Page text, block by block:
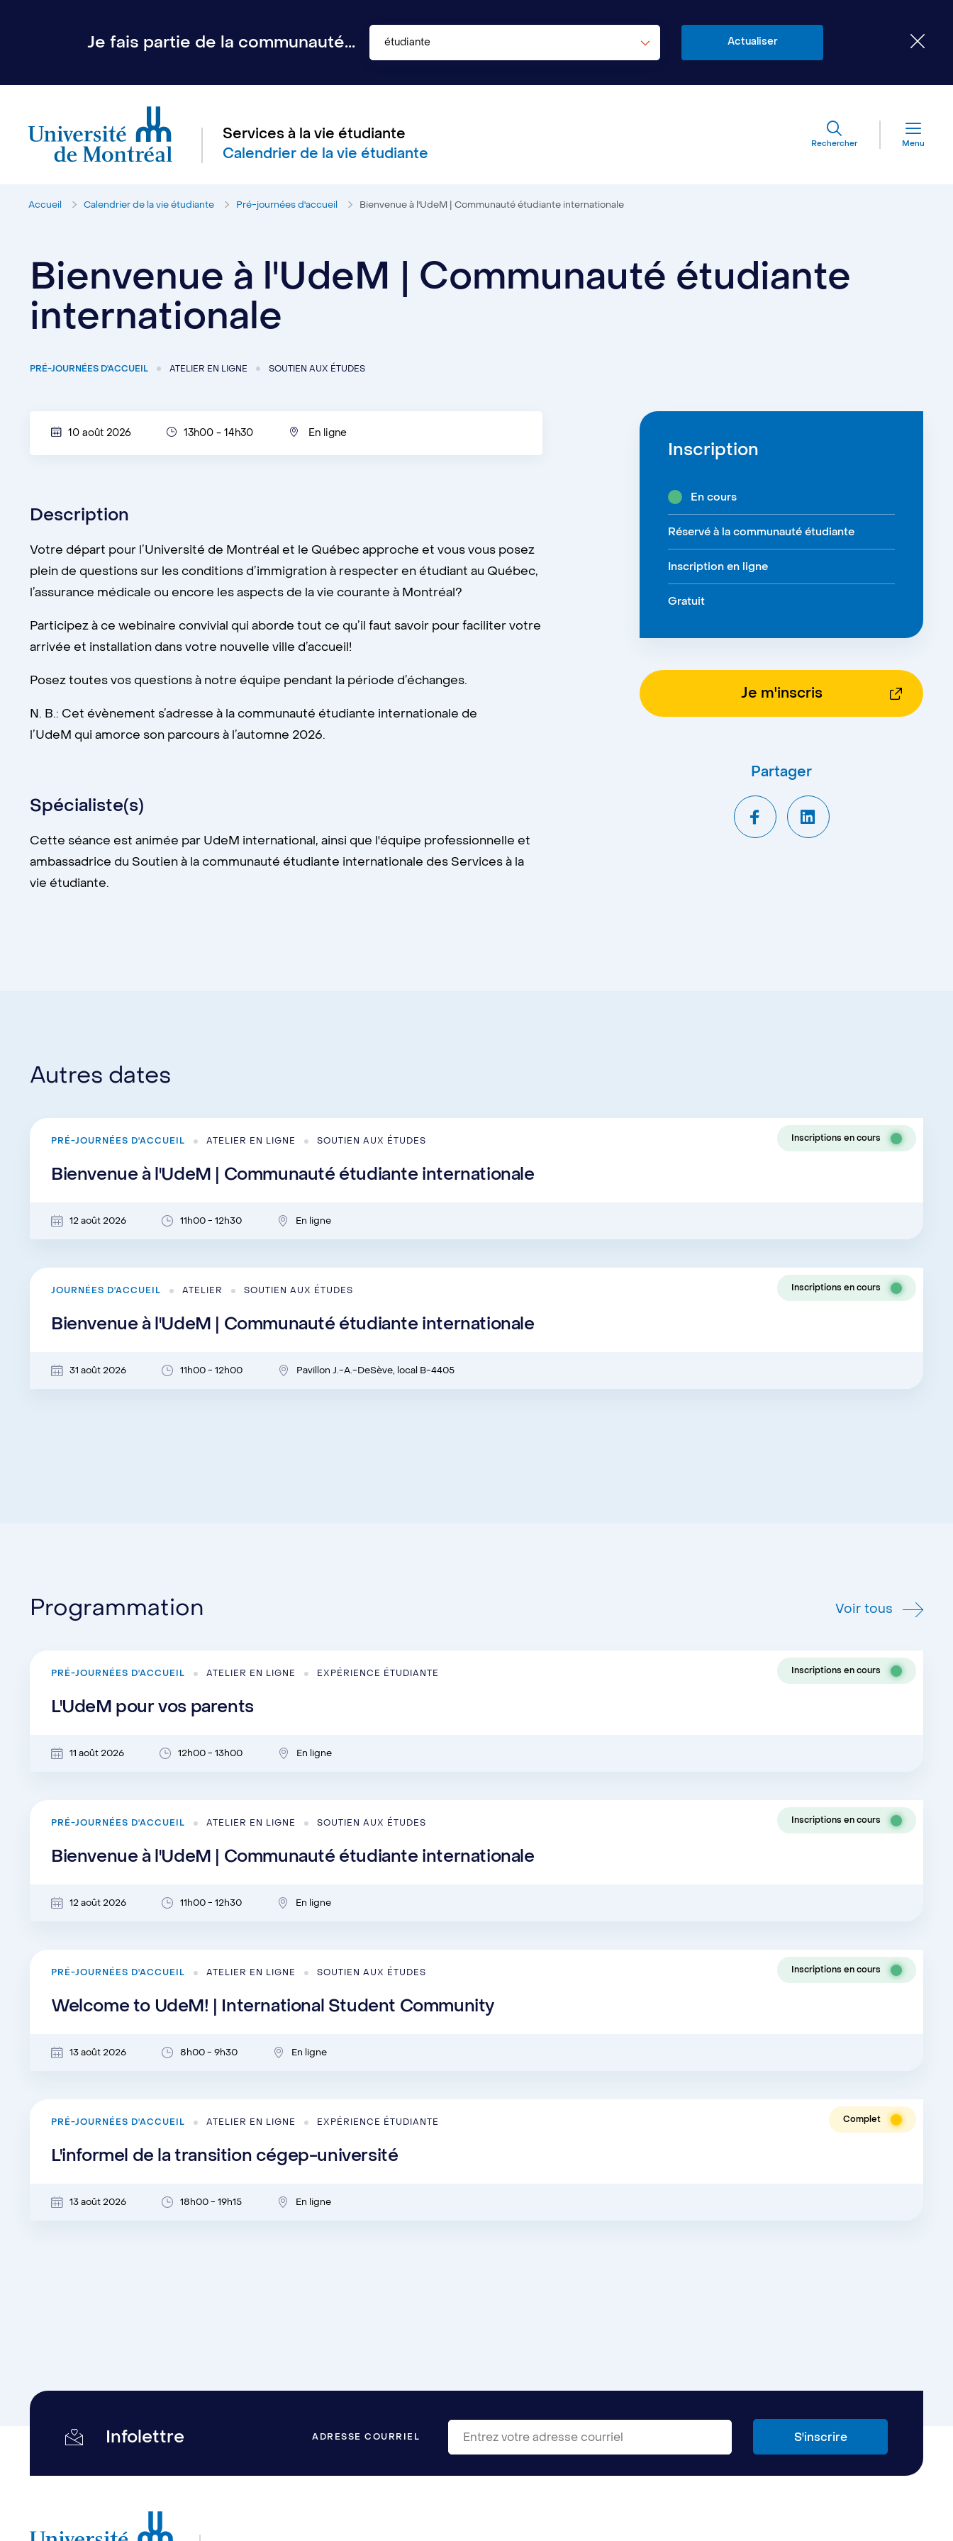
Je fais partie de la communauté... étudiante
Services à la vie étudiante
Calendrier de la vie étudiante
Rechercher Menu
Accueil Calendrier de la vie étudiante Pré-journées d'accueil Bienvenue à l'UdeM | Communauté étudiante internationale
Bienvenue à l'UdeM | Communauté étudiante
internationale
PRÉ-JOURNÉES D'ACCUEIL ATELIER EN LIGNE SOUTIEN AUX ÉTUDES
10 août 2026 13h00 - 14h30 En ligne
Description
Votre départ pour l’Université de Montréal et le Québec approche et vous vous posez
plein de questions sur les conditions d’immigration à respecter en étudiant au Québec,
l’assurance médicale ou encore les aspects de la vie courante à Montréal?
Participez à ce webinaire convivial qui aborde tout ce qu’il faut savoir pour faciliter votre
arrivée et installation dans votre nouvelle ville d’accueil!
Posez toutes vos questions à notre équipe pendant la période d’échanges.
N. B.: Cet évènement s’adresse à la communauté étudiante internationale de
l’UdeM qui amorce son parcours à l’automne 2026.
Spécialiste(s)
Cette séance est animée par UdeM international, ainsi que l'équipe professionnelle et
ambassadrice du Soutien à la communauté étudiante internationale des Services à la
vie étudiante.
Inscription
En cours
Réservé à la communauté étudiante
Inscription en ligne
Gratuit
Je m'inscris
Partager
Autres dates
PRÉ-JOURNÉES D'ACCUEIL ATELIER EN LIGNE SOUTIEN AUX ÉTUDES Inscriptions en cours
Bienvenue à l'UdeM | Communauté étudiante internationale
12 août 2026 11h00 - 12h30 En ligne
JOURNÉES D'ACCUEIL ATELIER SOUTIEN AUX ÉTUDES Inscriptions en cours
Bienvenue à l'UdeM | Communauté étudiante internationale
31 août 2026 11h00 - 12h00 Pavillon J.-A.-DeSève, local B-4405
Programmation
PRÉ-JOURNÉES D'ACCUEIL ATELIER EN LIGNE EXPÉRIENCE ÉTUDIANTE Inscriptions en cours
L'UdeM pour vos parents
11 août 2026 12h00 - 13h00 En ligne
PRÉ-JOURNÉES D'ACCUEIL ATELIER EN LIGNE SOUTIEN AUX ÉTUDES Inscriptions en cours
Bienvenue à l'UdeM | Communauté étudiante internationale
12 août 2026 11h00 - 12h30 En ligne
PRÉ-JOURNÉES D'ACCUEIL ATELIER EN LIGNE SOUTIEN AUX ÉTUDES Inscriptions en cours
Welcome to UdeM! | International Student Community
13 août 2026 8h00 - 9h30 En ligne
PRÉ-JOURNÉES D'ACCUEIL ATELIER EN LIGNE EXPÉRIENCE ÉTUDIANTE Complet
L'informel de la transition cégep-université
13 août 2026 18h00 - 19h15 En ligne
Voir tous
Infolettre ADRESSE COURRIEL